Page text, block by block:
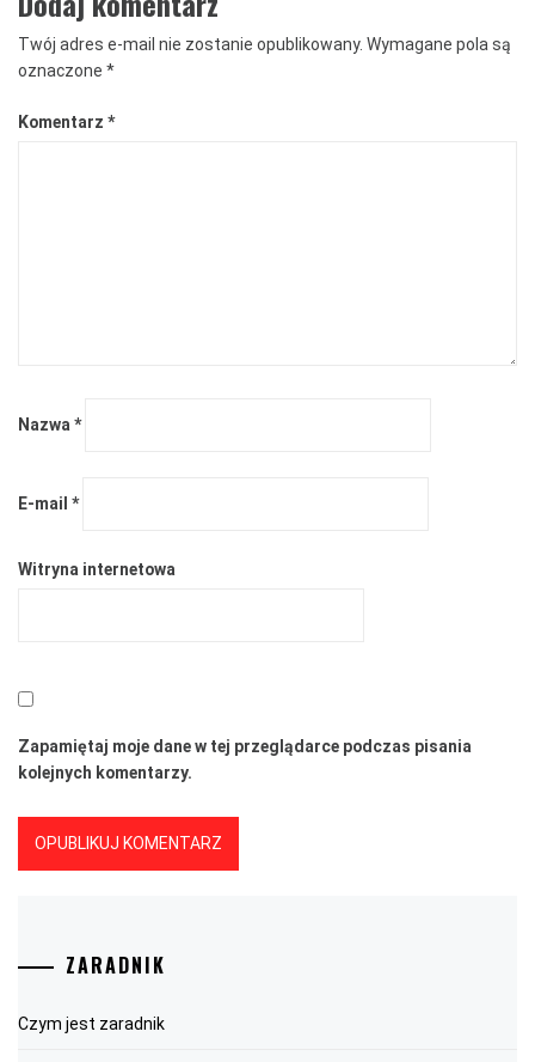
Twój adres e-mail nie zostanie opublikowany. Wymagane pola są
oznaczone *
Komentarz *
Nazwa *
E-mail *
Witryna internetowa
Zapamiętaj moje dane w tej przeglądarce podczas pisania
kolejnych komentarzy.
ZARADNIK
Czym jest zaradnik